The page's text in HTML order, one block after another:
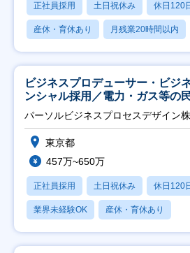
正社員採用 土日祝休み 休日120
産休・育休あり 月残業20時間以内
ビジネスプロデューサー・ビジ
ンシャル採用／電力・ガス等の
ト推進】
パーソルビジネスプロセスデザイン
東京都
457万~650万
正社員採用 土日祝休み 休日120
業界未経験OK 産休・育休あり